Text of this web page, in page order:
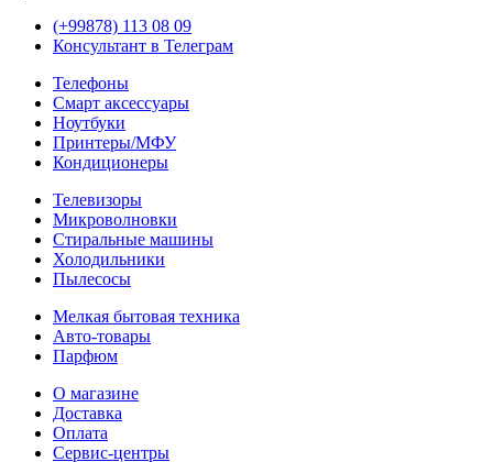
(+99878) 113 08 09
Консультант в Телеграм
Телефоны
Смарт аксессуары
Ноутбуки
Принтеры/МФУ
Кондиционеры
Телевизоры
Микроволновки
Стиральные машины
Холодильники
Пылесосы
Мелкая бытовая техника
Авто-товары
Парфюм
О магазине
Доставка
Оплата
Сервис-центры